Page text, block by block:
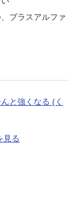
プラスアルファ
と強くなる (く
見る